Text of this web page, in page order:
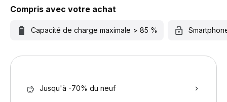
Compris avec votre achat
Capacité de charge maximale > 85 %
Jusqu'à -70% du neuf